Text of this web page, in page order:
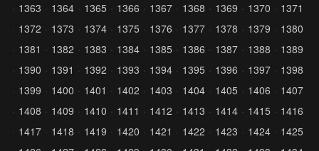
1363
1364 1365 1366 1367 1368 1369 1370
1371
1372
1373 1374 1375 1376 1377 1378 1379
1380
1381
1382 1383 1384 1385 1386 1387 1388
1389
1390
1391 1392 1393 1394 1395 1396 1397
1398
1399
1400 1401 1402 1403 1404 1405 1406
1407
1408
1409 1410 1411 1412 1413 1414 1415
1416
1417
1418 1419 1420 1421 1422 1423 1424
1425